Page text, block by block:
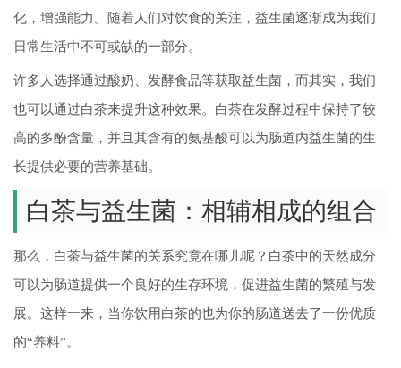
化，增强能力。随着人们对饮食的关注，益生菌逐渐成为我们
日常生活中不可或缺的一部分。
许多人选择通过酸奶、发酵食品等获取益生菌，而其实，我们
也可以通过白茶来提升这种效果。白茶在发酵过程中保持了较
高的多酚含量，并且其含有的氨基酸可以为肠道内益生菌的生
长提供必要的营养基础。
白茶与益生菌：相辅相成的组合
那么，白茶与益生菌的关系究竟在哪儿呢？白茶中的天然成分
可以为肠道提供一个良好的生存环境，促进益生菌的繁殖与发
展。这样一来，当你饮用白茶的也为你的肠道送去了一份优质
的“养料”。